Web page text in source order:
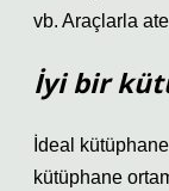
vb. Araçlarla
İyi bir
İdeal
kütüphane